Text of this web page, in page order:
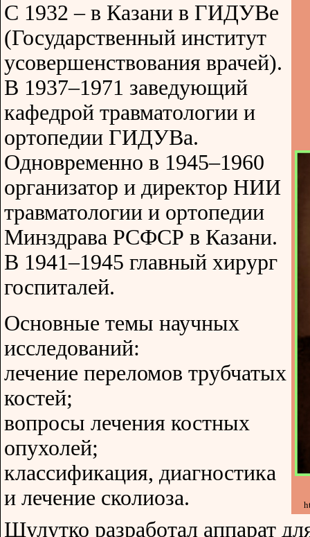
С 1932 – в Казани в ГИДУВе
(Государственный институт
усовершенствования врачей).
В 1937–1971 заведующий
кафедрой травматологии и
ортопедии ГИДУВа.
Одновременно в 1945–1960
организатор и директор НИИ
травматологии и ортопедии
Минздрава РСФСР в Казани.
В 1941–1945 главный хирург
госпиталей.
Основные темы научных
исследований:
лечение переломов трубчатых
костей;
вопросы лечения костных
опухолей;
классификация, диагностика
и лечение сколиоза.
Шулутко разработал аппарат